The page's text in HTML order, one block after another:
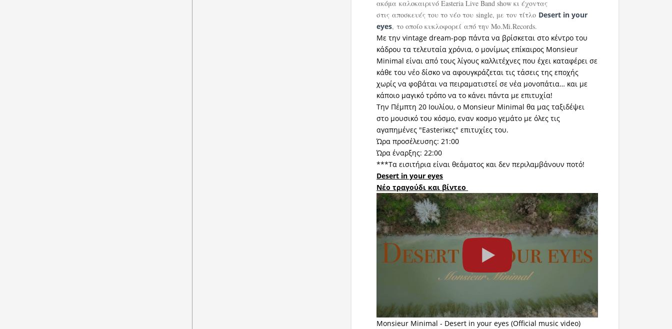
ακόμα καλοκαιρινό Easteria Live Band show κι έχοντας
στις αποσκευές του το νέο του single, με τον τίτλο Desert in your
eyes, το οποίο κυκλοφορεί από την Mo.Mi.Records.
Με την vintage dream-pop πάντα να βρίσκεται στο κέντρο του
κάδρου τα τελευταία χρόνια, ο μονίμως επίκαιρος Monsieur
Minimal είναι από τους λίγους καλλιτέχνες που έχει καταφέρει σε
κάθε του νέο δίσκο να αφουγκράζεται τις τάσεις της εποχής
χωρίς να φοβάται να πειραματιστεί σε νέα μονοπάτια… και με
κάποιο μαγικό τρόπο να το κάνει πάντα με επιτυχία!
Την Πέμπτη 20 Ιουλίου, ο Monsieur Minimal θα μας ταξιδέψει
στο μουσικό του κόσμο, εναν κοσμο γεμάτο με όλες τις
αγαπημένες "Easteriκες" επιτυχίες του.
Ώρα προσέλευσης: 21:00
Ώρα έναρξης: 22:00
***Τα εισιτήρια είναι θεάματος και δεν περιλαμβάνουν ποτό!
Desert in your eyes
Νέο τραγούδι και βίντεο
Monsieur Minimal - Desert in your eyes (Official music video)